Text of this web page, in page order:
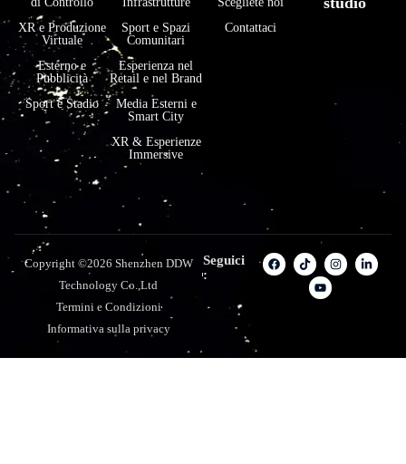
XR e Produzione
Virtuale
Esterno e
Pubblicità
Sport e Stadio
Sport e Spazi
Comunitari
Esperienza nel
Retail e nel Brand
Media Esterni e
Smart City
XR & Esperienze
Immersive
Contattaci
Copyright ©2026 Shenzhen DDW
Technology Co.,Ltd
Termini e Condizioni
Informativa sulla privacy
Seguici
: